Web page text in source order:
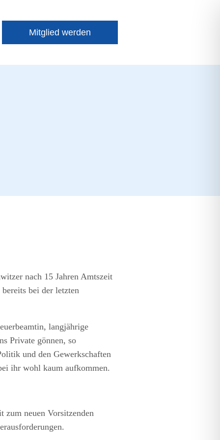
Mitglied werden
nach 15 Jahren Amtszeit
bei der letzten
langjährige
Private gönnen, so
und den Gewerkschaften
ihr wohl kaum aufkommen.
neuen Vorsitzenden